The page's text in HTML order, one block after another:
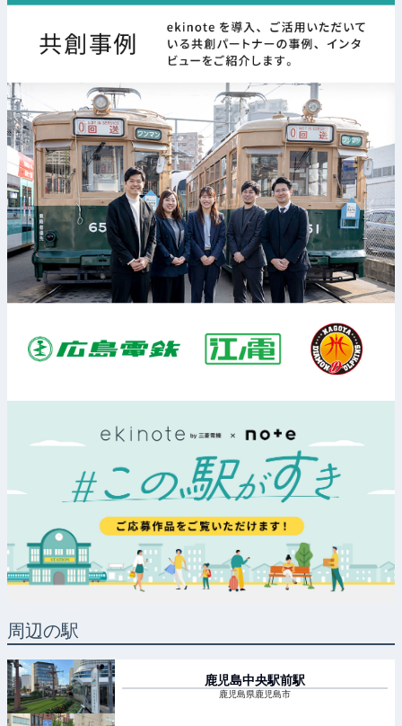
周辺の駅
鹿児島中央駅前駅
鹿児島県鹿児島市